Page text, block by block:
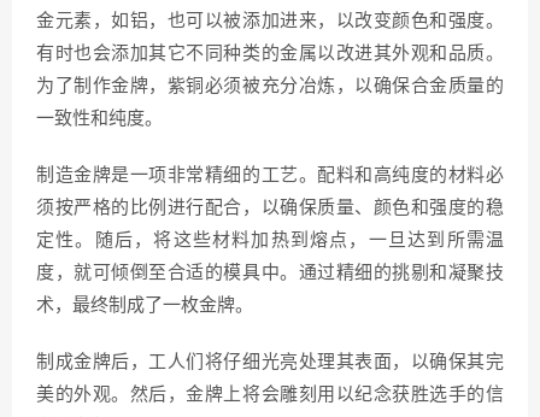
金元素，如铝，也可以被添加进来，以改变颜色和强度。
有时也会添加其它不同种类的金属以改进其外观和品质。
为了制作金牌，紫铜必须被充分冶炼，以确保合金质量的
一致性和纯度。
制造金牌是一项非常精细的工艺。配料和高纯度的材料必
须按严格的比例进行配合，以确保质量、颜色和强度的稳
定性。随后，将这些材料加热到熔点，一旦达到所需温
度，就可倾倒至合适的模具中。通过精细的挑剔和凝聚技
术，最终制成了一枚金牌。
制成金牌后，工人们将仔细光亮处理其表面，以确保其完
美的外观。然后，金牌上将会雕刻用以纪念获胜选手的信